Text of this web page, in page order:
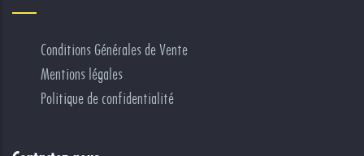
Conditions Générales de Vente
Mentions légales
Politique de confidentialité